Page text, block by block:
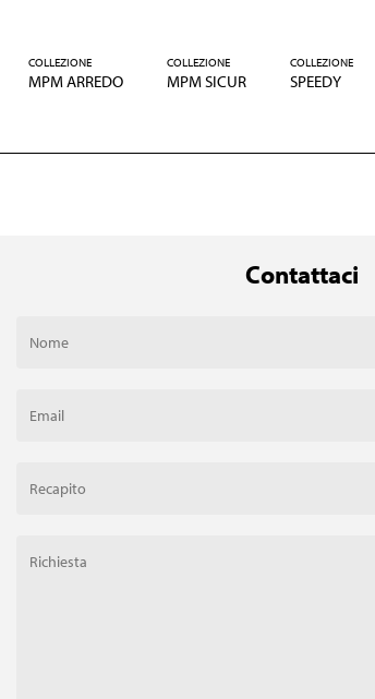
COLLEZIONE
MPM ARREDO
COLLEZIONE
MPM SICUR
COLLEZIONE
SPEEDY
Contattaci